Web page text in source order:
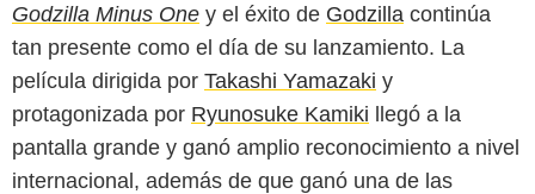
Godzilla Minus One y el éxito de Godzilla continúa
tan presente como el día de su lanzamiento. La
película dirigida por Takashi Yamazaki y
protagonizada por Ryunosuke Kamiki llegó a la
pantalla grande y ganó amplio reconocimiento a nivel
internacional, además de que ganó una de las